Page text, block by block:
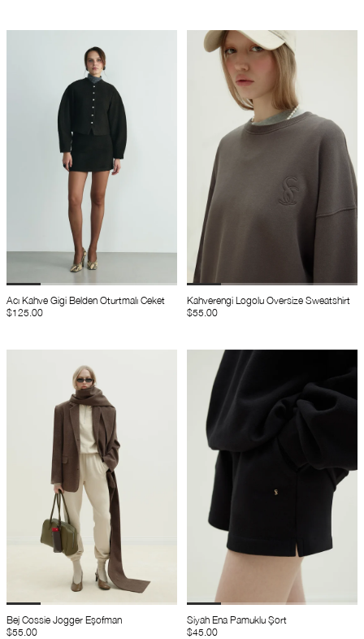
Acı Kahve Gigi Belden Oturtmalı Ceket
$125.00
Kahverengi Logolu Oversize Sweatshirt
$55.00
Bej Cossie Jogger Eşofman
$55.00
Siyah Ena Pamuklu Şort
$45.00